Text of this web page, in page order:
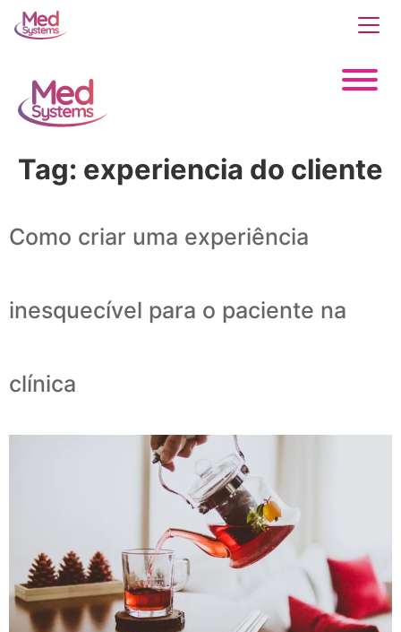
Tag: experiencia do cliente
Como criar uma experiência
inesquecível para o paciente na
clínica